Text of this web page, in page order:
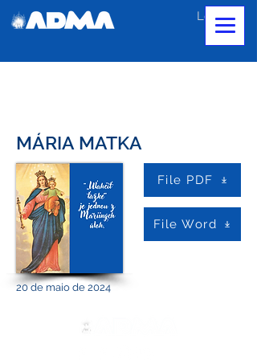
Login
MÁRIA MATKA
File PDF
File Word
20 de maio de 2024